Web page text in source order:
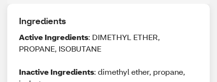
Ingredients
Active Ingredients: DIMETHYL ETHER,
PROPANE, ISOBUTANE
Inactive Ingredients: dimethyl ether, propane,